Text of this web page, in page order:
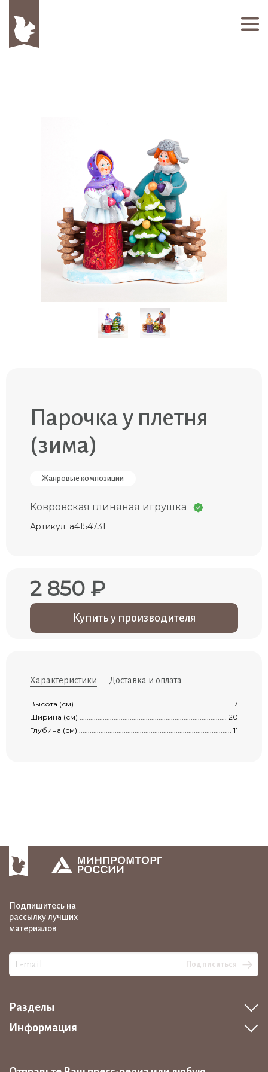
Парочка у плетня
(зима)
Жанровые композиции
Ковровская глиняная игрушка
Артикул: a4154731
2 850 ₽
Купить у производителя
Характеристики Доставка и оплата
Высота (см)
17
Ширина (см)
20
Глубина (см)
11
Подпишитесь на
рассылку лучших
материалов
Подписаться
Разделы
Информация